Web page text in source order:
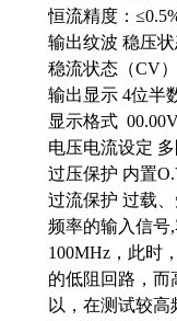
恒流精度：
输出纹波 稳压
稳流状态（CV
输出显示 4位半
显示格式
电压电流设定
过压保护 内置
过流保护 过载
频率的输入信号
100MHz，此时
的低阻回路，
以，在测试较